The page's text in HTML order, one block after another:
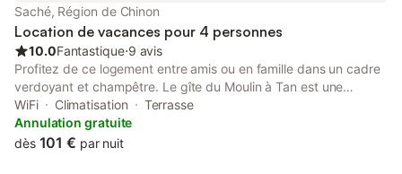
Saché, Région de Chinon
Location de vacances pour 4 personnes
10.0Fantastique⋅9 avis
Profitez de ce logement entre amis ou en famille dans un cadre
verdoyant et champêtre. Le gîte du Moulin à Tan est une
charmante maison de campagne nichée dans un grand parc au
cœur des châteaux de la Loire et des Vignobles de Touraine
située dans un petit et joli village, Saché où vivaient Balzac et
WiFi Climatisation
Terrasse
Annulation gratuite
dès 101 € par nuit